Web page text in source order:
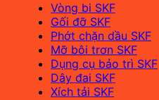
Vòng bi SKF
Gối đỡ SKF
Phớt chặn dầu SKF
Mỡ bôi trơn SKF
Dụng cụ bảo trì SKF
Dây đai SKF
Xích tải SKF